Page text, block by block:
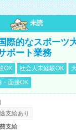
未読
際的なスポーツ
ポート業務
OK 社会人未経験OK
・面接OK
支給あり
支給